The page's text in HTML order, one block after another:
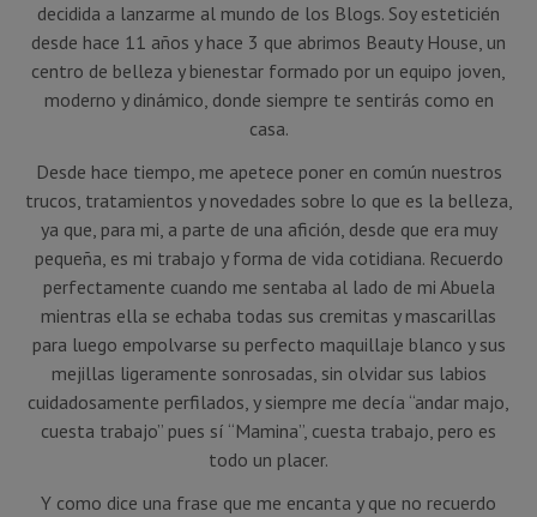
decidida a lanzarme al mundo de los Blogs. Soy esteticién
desde hace 11 años y hace 3 que abrimos Beauty House, un
centro de belleza y bienestar formado por un equipo joven,
moderno y dinámico, donde siempre te sentirás como en
casa.
Desde hace tiempo, me apetece poner en común nuestros
trucos, tratamientos y novedades sobre lo que es la belleza,
ya que, para mi, a parte de una afición, desde que era muy
pequeña, es mi trabajo y forma de vida cotidiana. Recuerdo
perfectamente cuando me sentaba al lado de mi Abuela
mientras ella se echaba todas sus cremitas y mascarillas
para luego empolvarse su perfecto maquillaje blanco y sus
mejillas ligeramente sonrosadas, sin olvidar sus labios
cuidadosamente perfilados, y siempre me decía “andar majo,
cuesta trabajo” pues sí “Mamina”, cuesta trabajo, pero es
todo un placer.
Y como dice una frase que me encanta y que no recuerdo